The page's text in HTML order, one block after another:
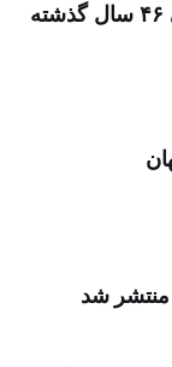
میزان دشمنی ها با انقلاب اسلامی طی ۴۶ سال گذشته
شد